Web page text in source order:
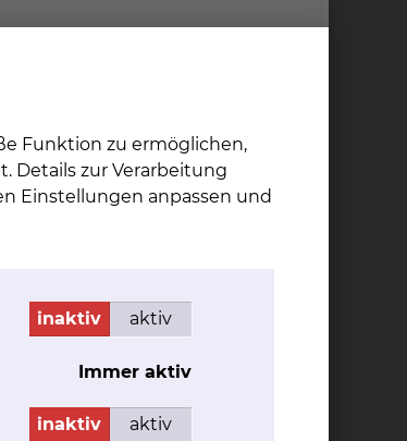
durchzuführen.
Funktion zu ermöglichen,
Details zur Verarbeitung
Einstellungen anpassen und
inaktiv aktiv
Immer aktiv
inaktiv aktiv